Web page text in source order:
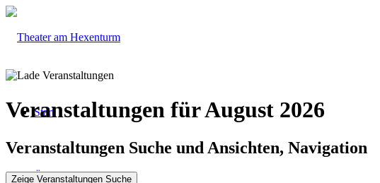
Start
Über
Veranstaltungen für August 2026
Veranstaltungen Suche und Ansichten, Navigation
Zeige Veranstaltungen Suche